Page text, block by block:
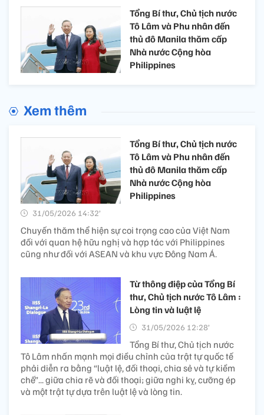
Tổng Bí thư, Chủ tịch nước
Tô Lâm và Phu nhân đến
thủ đô Manila thăm cấp
Nhà nước Cộng hòa
Philippines
Xem thêm
Tổng Bí thư, Chủ tịch nước
Tô Lâm và Phu nhân đến
thủ đô Manila thăm cấp
Nhà nước Cộng hòa
Philippines
31/05/2026 14:32’
Chuyến thăm thể hiện sự coi trọng cao của Việt Nam
đối với quan hệ hữu nghị và hợp tác với Philippines
cũng như đối với ASEAN và khu vực Đông Nam Á.
Từ thông điệp của Tổng Bí
thư, Chủ tịch nước Tô Lâm :
Lòng tin và luật lệ
31/05/2026 12:28’
Tổng Bí thư, Chủ tịch nước
Tô Lâm nhấn mạnh mọi điều chỉnh của trật tự quốc tế
phải diễn ra bằng “luật lệ, đối thoại, chia sẻ và tự kiềm
chế”... giữa chia rẽ và đối thoại; giữa nghi kỵ, cưỡng ép
và một trật tự dựa trên luật lệ và lòng tin.